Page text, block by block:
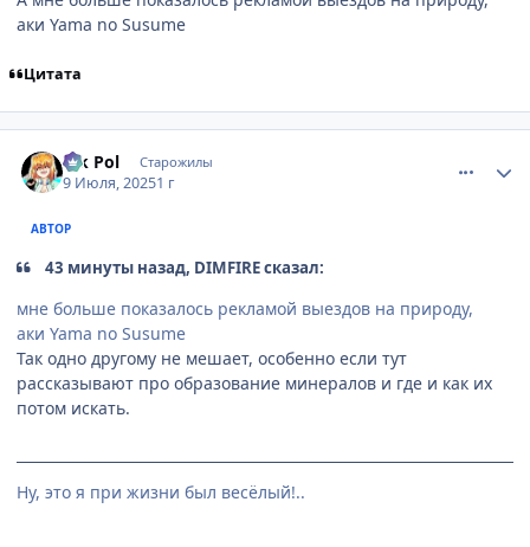
аки Yama no Susume
Цитата
Vik Pol Старожилы
9 Июля, 20251 г
АВТОР
43 минуты назад, DIMFIRE сказал:
мне больше показалось рекламой выездов на природу,
аки Yama no Susume
Так одно другому не мешает, особенно если тут
рассказывают про образование минералов и где и как их
потом искать.
Ну, это я при жизни был весёлый!..